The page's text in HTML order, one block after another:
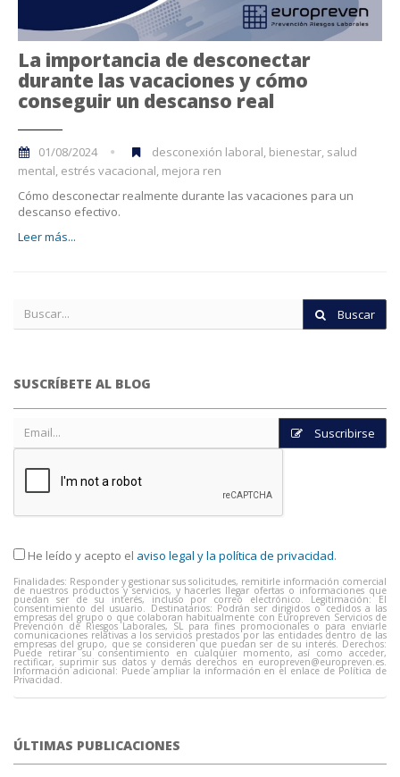
La importancia de desconectar
durante las vacaciones y cómo
conseguir un descanso real
01/08/2024
desconexión laboral, bienestar, salud
mental, estrés vacacional, mejora ren
Cómo desconectar realmente durante las vacaciones para un
descanso efectivo.
Leer más...
Buscar
SUSCRÍBETE AL BLOG
Suscribirse
He leído y acepto el aviso legal y la política de privacidad.
Finalidades: Responder y gestionar sus solicitudes, remitirle información comercial
de nuestros productos y servicios, y hacerles llegar ofertas o informaciones que
puedan ser de su interés, incluso por correo electrónico. Legitimación: El
consentimiento del usuario. Destinatarios: Podrán ser dirigidos o cedidos a las
empresas del grupo o que colaboran habitualmente con Europreven Servicios de
Prevención de Riesgos Laborales, SL para fines promocionales o para enviarle
comunicaciones relativas a los servicios prestados por las entidades dentro de las
empresas del grupo, que se consideren que puedan ser de su interés. Derechos:
Puede retirar su consentimiento en cualquier momento, así como acceder,
rectificar, suprimir sus datos y demás derechos en europreven@europreven.es.
Información adicional: Puede ampliar la información en el enlace de Política de
Privacidad.
ÚLTIMAS PUBLICACIONES